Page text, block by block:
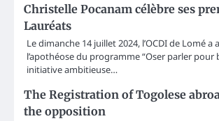
Christelle Pocanam célèbre ses
Lauréats
Le dimanche 14 juillet 2024, l’OCDI de Lomé a
l’apothéose du programme “Oser parler pour
initiative ambitieuse…
The Registration of Togolese
the opposition